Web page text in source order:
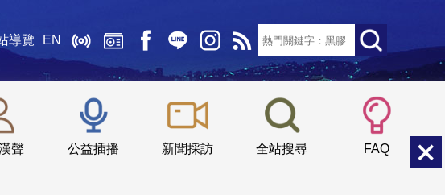
導覽 EN
聲 公益插播 新聞採訪 全站搜尋 FAQ
小 中